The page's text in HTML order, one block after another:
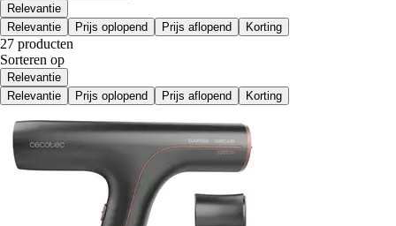
Relevantie
Relevantie
Prijs oplopend Prijs aflopend Korting
27 producten
Sorteren op
Relevantie
Relevantie
Prijs oplopend Prijs aflopend Korting